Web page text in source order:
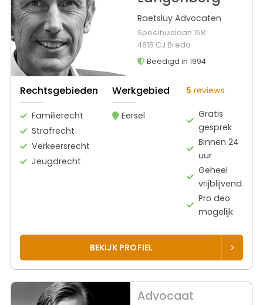
Raetsluy Advocaten
Speelhuislaan 158
4815 CJ Breda
Beëdigd in 1994
Rechtsgebieden
Familierecht
Strafrecht
Verkeersrecht
Jeugdrecht
Werkgebied
Eersel
5 reviews
Gratis
gesprek
Binnen 24
uur
Geheel
vrijblijvend
Pro deo
mogelijk
BEKIJK PROFIEL
Advocaat